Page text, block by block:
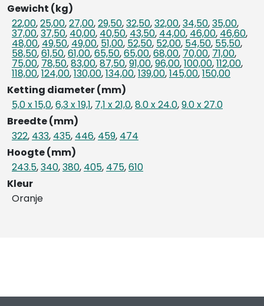
Gewicht (kg)
22,00,25,00,27,00,29,50,32,50,32,00,34,50,35,00,
37,00,37,50, 40,00, 40,50, 43,50, 44,00, 46,00, 46,60,
48,00, 49,50, 49,00, 51,00, 52,50, 52,00, 54,50, 55,50,
58,50,61,50,61,00,65,50,65,00,68,00, 70,00, 71,00,
75,00, 78,50,83,00,87,50,91,00,96,00,100,00,112,00,
118,00,124,00,130,00,134,00,139,00,145,00,150,00
Ketting diameter (mm)
5,0 x 15,0,6,3 x 19,1, 7,1 x 21,0,8.0 x 24.0,9.0 x 27.0
Breedte (mm)
322, 433, 435, 446, 459, 474
Hoogte (mm)
243.5,340,380, 405, 475,610
Kleur
Oranje